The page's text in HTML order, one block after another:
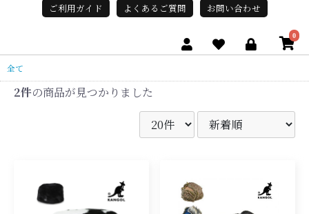
ご利用ガイド よくあるご質問 お問い合わせ
0
全て
2件の商品が見つかりました